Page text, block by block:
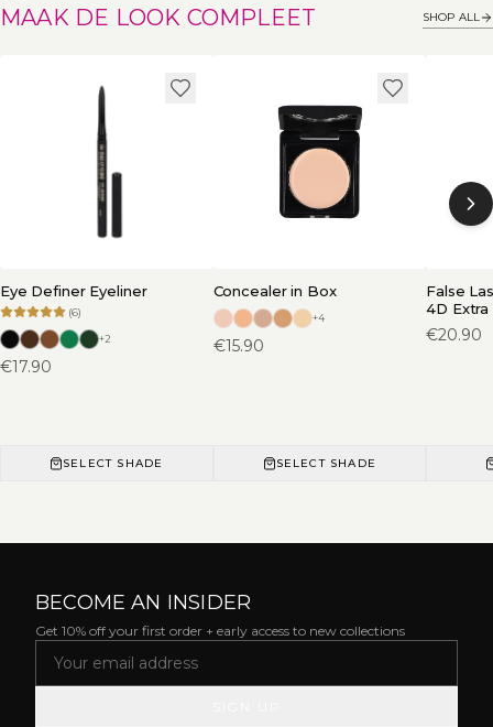
MAAK DE LOOK COMPLEET SHOP ALL
Eye Definer Eyeliner
(6)
+2
€17.90
SELECT SHADE
Concealer in Box
+4
€15.90
SELECT SHADE
False
4D
€20.90
BECOME AN INSIDER
Get 10% off your first order + early access to new collections